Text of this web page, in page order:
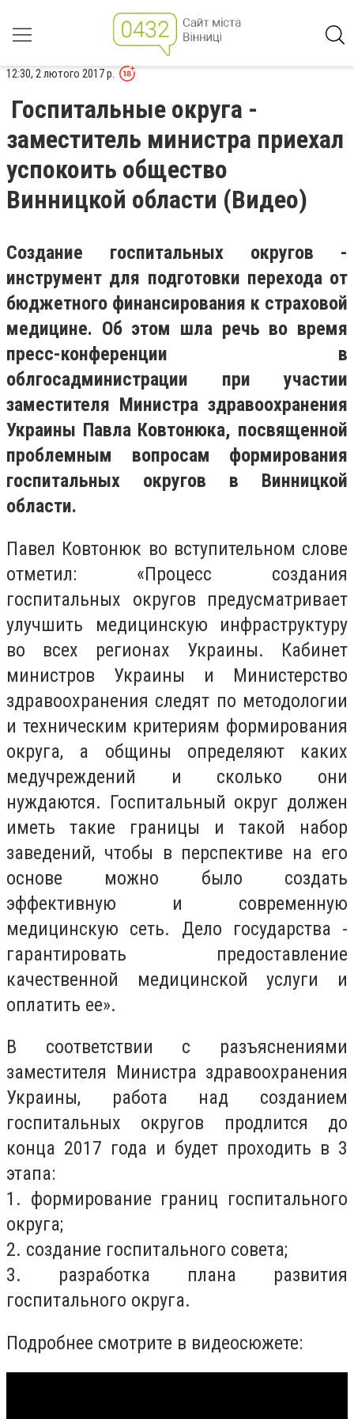
12:30, 2 лютого 2017 р.
Госпитальные округа -
заместитель министра приехал
успокоить общество
Винницкой области (Видео)
Создание госпитальных округов -
инструмент для подготовки перехода от
бюджетного финансирования к страховой
медицине. Об этом шла речь во время
пресс-конференции в
облгосадминистрации при участии
заместителя Министра здравоохранения
Украины Павла Ковтонюка, посвященной
проблемным вопросам формирования
госпитальных округов в Винницкой
области.
Павел Ковтонюк во вступительном слове
отметил: «Процесс создания
госпитальных округов предусматривает
улучшить медицинскую инфраструктуру
во всех регионах Украины. Кабинет
министров Украины и Министерство
здравоохранения следят по методологии
и техническим критериям формирования
округа, а общины определяют каких
медучреждений и сколько они
нуждаются. Госпитальный округ должен
иметь такие границы и такой набор
заведений, чтобы в перспективе на его
основе можно было создать
эффективную и современную
медицинскую сеть. Дело государства -
гарантировать предоставление
качественной медицинской услуги и
оплатить ее».
В соответствии с разъяснениями
заместителя Министра здравоохранения
Украины, работа над созданием
госпитальных округов продлится до
конца 2017 года и будет проходить в 3
этапа:
1. формирование границ госпитального
округа;
2. создание госпитального совета;
3. разработка плана развития
госпитального округа.
Подробнее смотрите в видеосюжете: